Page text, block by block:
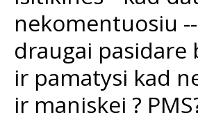
nekomentuosiu
draugai
ir pamatysi kad
ir maniskei ?